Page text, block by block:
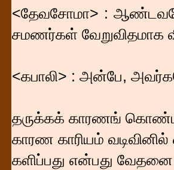
<தேவசோமா> :
சமணர்கள் வேறுவிதமாக
<கபாலி> : அன்பே,
தருக்கக் காரணங்
காரண காரியம்
களிப்பது என்பது